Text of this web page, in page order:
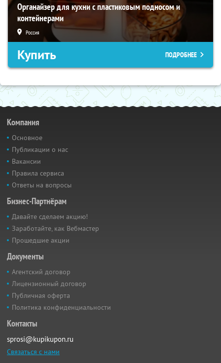
Органайзер для кухни с пластиковым подносом и
контейнерами
Россия
Купить ПОДРОБНЕЕ
Компания
Основное
Публикации о нас
Вакансии
Правила сервиса
Ответы на вопросы
Бизнес-Партнёрам
Давайте сделаем акцию!
Заработайте, как Вебмастер
Прошедшие акции
Документы
Агентский договор
Лицензионный договор
Публичная оферта
Политика конфиденциальности
Контакты
sprosi@kupikupon.ru
Связаться с нами